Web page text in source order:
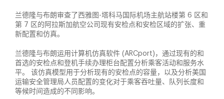
兰德隆与布朗审查了西雅图-塔科马国际机场主航站楼第 6 区和
第 7 区的阿拉斯加航空公司现有安检点和安检区域的扩张、重
新配置和仿真。
兰德隆与布朗运用计算机仿真软件 (ARCport)，通过现有的和
首选的安检点和登机手续办理柜台配置分析乘客活动和服务水
平。 该仿真模型用于分析现有的安检点的容量，以及分析美国
运输安全管理局人员配置的变化对于乘客吞吐量、队列长度和
等候时间造成的不同影响。